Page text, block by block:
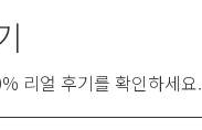
리얼 후기를 확인하세요.